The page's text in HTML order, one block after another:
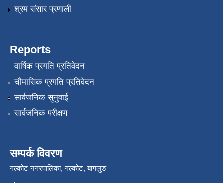
श्रम संसार प्रणाली
Reports
वार्षिक प्रगति प्रतिवेदन
चौमासिक प्रगति प्रतिवेदन
सार्वजनिक सुनुवाई
सार्वजनिक परीक्षण
सम्पर्क विवरण
गल्कोट नगरपालिका, गल्कोट, बागलुङ ।